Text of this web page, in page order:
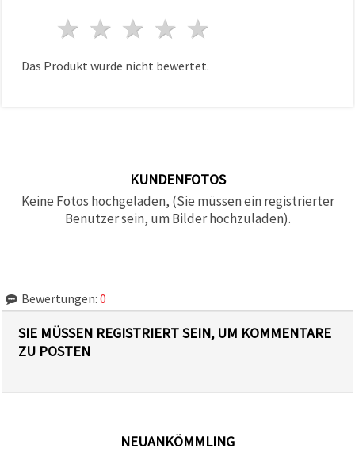
4 Sterne
3 Sterne
2 Sterne
1 Stern
Das Produkt wurde nicht bewertet.
KUNDENFOTOS
Keine Fotos hochgeladen, (Sie müssen ein registrierter
Benutzer sein, um Bilder hochzuladen).
Bewertungen: 0
SIE MÜSSEN REGISTRIERT SEIN, UM KOMMENTARE
ZU POSTEN
NEUANKÖMMLING